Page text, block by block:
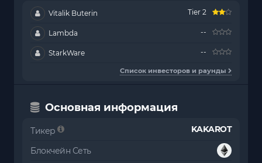
Vitalik Buterin Tier 2
Lambda --
StarkWare --
Список инвесторов и раунды
Основная информация
Тикер KAKAROT
Блокчейн Сеть